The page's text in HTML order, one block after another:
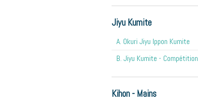
Jiyu Kumite
A. Okuri Jiyu Ippon Kumite
B. Jiyu Kumite - Compétition
Kihon - Mains